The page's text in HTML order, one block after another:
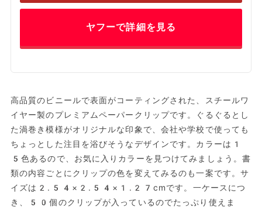
ヤフーで詳細を見る
高品質のビニールで表面がコーティングされた、スチールワ
イヤー製のプレミアムペーパークリップです。ぐるぐるとし
た渦巻き模様がオリジナルな印象で、会社や学校で使っても
ちょっとした注目を浴びそうなデザインです。カラーは1
5色あるので、お気に入りカラーを見つけてみましょう。書
類の内容ごとにクリップの色を変えてみるのも一案です。サ
イズは2.54×2.54×1.27cmです。一ケースにつ
き、50個のクリップが入っているのでたっぷり使えま